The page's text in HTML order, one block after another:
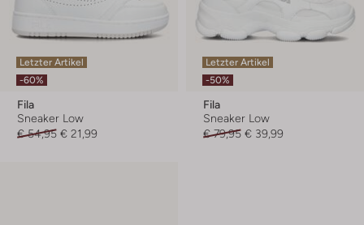
Letzter Artikel
-60%
Fila
Sneaker Low
€ 54,95 € 21,99
Letzter Artikel
-50%
Fila
Sneaker Low
€ 79,95 € 39,99